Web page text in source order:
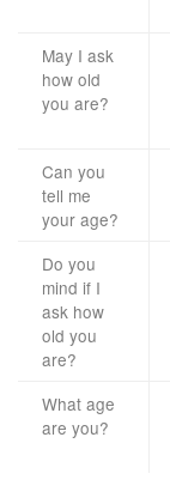
May I ask
how old
you are?
Can you
tell me
your age?
Do you
mind if I
ask how
old you
are?
What age
are you?